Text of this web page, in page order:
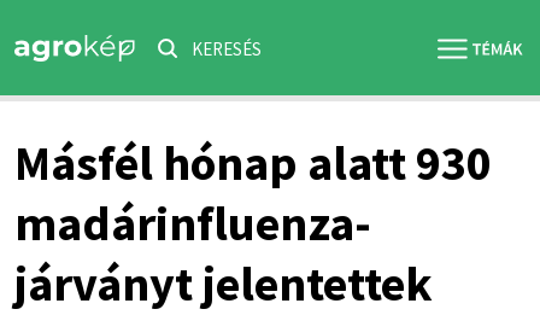
KERESÉS
Másfél hónap alatt 930
madárinfluenza-
járványt jelentettek